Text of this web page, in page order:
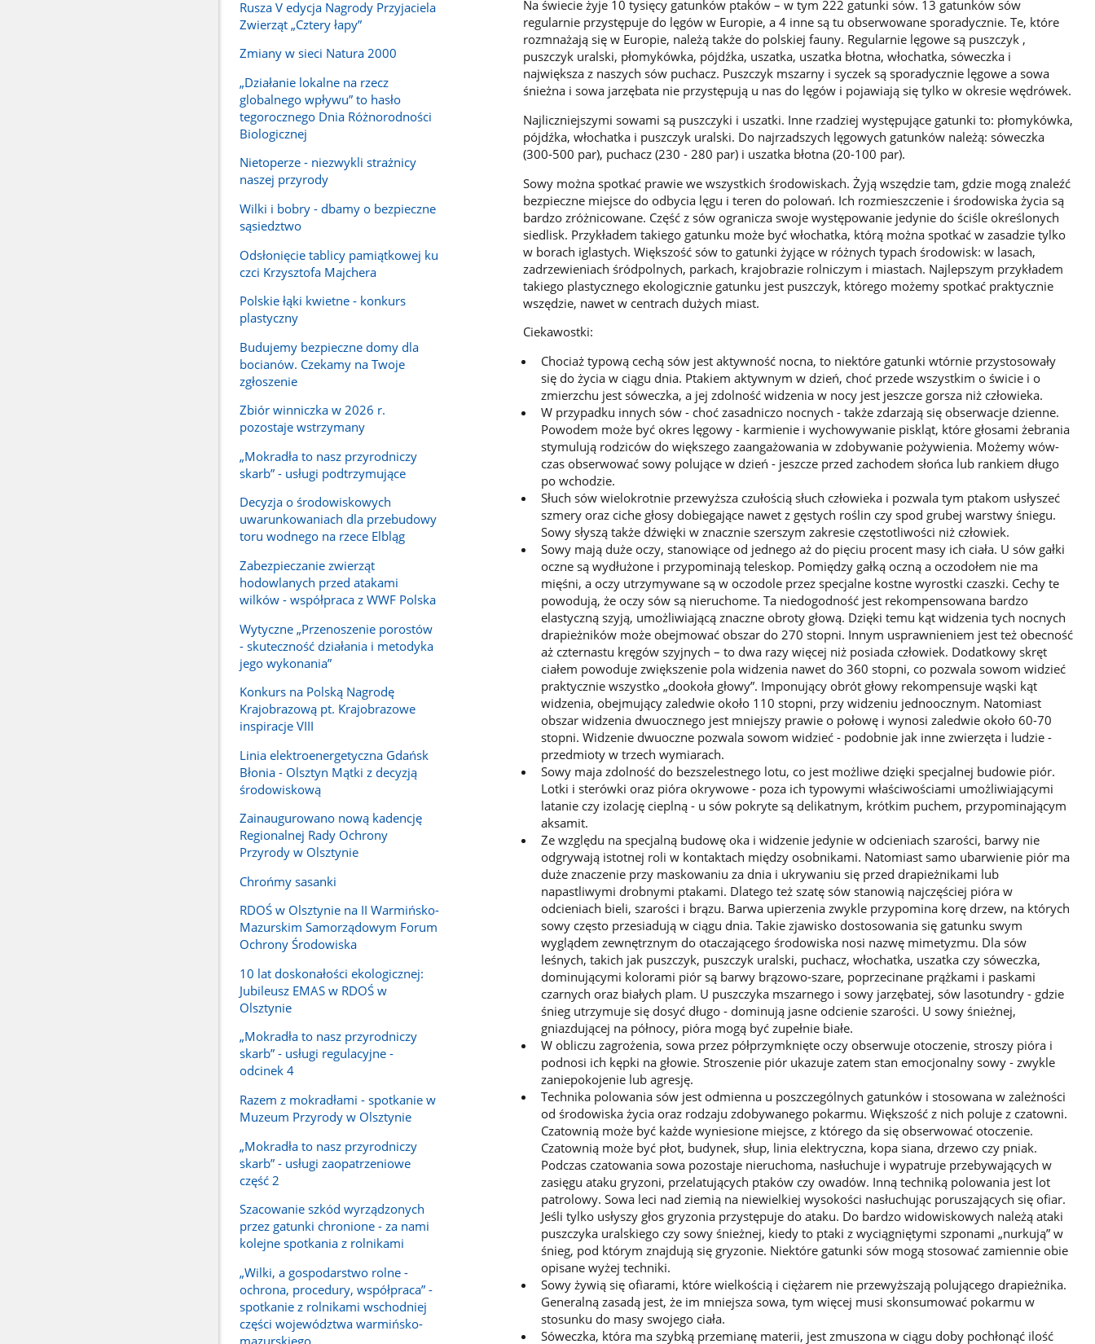
Rusza V edycja Nagrody Przyjaciela
Zwierząt „Cztery łapy”
Zmiany w sieci Natura 2000
„Działanie lokalne na rzecz
globalnego wpływu” to hasło
tegorocznego Dnia Różnorodności
Biologicznej
Nietoperze - niezwykli strażnicy
naszej przyrody
Wilki i bobry - dbamy o bezpieczne
sąsiedztwo
Odsłonięcie tablicy pamiątkowej ku
czci Krzysztofa Majchera
Polskie łąki kwietne - konkurs
plastyczny
Budujemy bezpieczne domy dla
bocianów. Czekamy na Twoje
zgłoszenie
Zbiór winniczka w 2026 r.
pozostaje wstrzymany
„Mokradła to nasz przyrodniczy
skarb” - usługi podtrzymujące
Decyzja o środowiskowych
uwarunkowaniach dla przebudowy
toru wodnego na rzece Elbląg
Zabezpieczanie zwierząt
hodowlanych przed atakami
wilków - współpraca z WWF Polska
Wytyczne „Przenoszenie porostów
- skuteczność działania i metodyka
jego wykonania”
Konkurs na Polską Nagrodę
Krajobrazową pt. Krajobrazowe
inspiracje VIII
Linia elektroenergetyczna Gdańsk
Błonia - Olsztyn Mątki z decyzją
środowiskową
Zainaugurowano nową kadencję
Regionalnej Rady Ochrony
Przyrody w Olsztynie
Chrońmy sasanki
RDOŚ w Olsztynie na II Warmińsko-
Mazurskim Samorządowym Forum
Ochrony Środowiska
10 lat doskonałości ekologicznej:
Jubileusz EMAS w RDOŚ w
Olsztynie
„Mokradła to nasz przyrodniczy
skarb” - usługi regulacyjne -
odcinek 4
Razem z mokradłami - spotkanie w
Muzeum Przyrody w Olsztynie
„Mokradła to nasz przyrodniczy
skarb” - usługi zaopatrzeniowe
część 2
Szacowanie szkód wyrządzonych
przez gatunki chronione - za nami
kolejne spotkania z rolnikami
„Wilki, a gospodarstwo rolne -
ochrona, procedury, współpraca” -
spotkanie z rolnikami wschodniej
części województwa warmińsko-
mazurskiego
Na świecie żyje 10 tysięcy gatunków ptaków – w tym 222 gatunki sów. 13 gatunków sów
regularnie przystępuje do lęgów w Europie, a 4 inne są tu obserwowane sporadycznie. Te, które
rozmnażają się w Europie, należą także do polskiej fauny. Regularnie lęgowe są puszczyk ,
puszczyk uralski, płomykówka, pójdźka, uszatka, uszatka błotna, włochatka, sóweczka i
największa z naszych sów puchacz. Puszczyk mszarny i syczek są sporadycznie lęgowe a sowa
śnieżna i sowa jarzębata nie przystępują u nas do lęgów i pojawiają się tylko w okresie wędrówek.
Najliczniejszymi sowami są puszczyki i uszatki. Inne rzadziej występujące gatunki to: płomykówka,
pójdźka, włochatka i puszczyk uralski. Do najrzadszych lęgowych gatunków należą: sóweczka
(300-500 par), puchacz (230 - ­280 par) i uszatka błotna (20-100 par).
Sowy można spotkać prawie we wszystkich środowiskach. Żyją wszędzie tam, gdzie mogą znaleźć
bezpieczne miejsce do odbycia lęgu i teren do polowań. Ich rozmieszczenie i środowiska życia są
bardzo zróżnicowane. Część z sów ogranicza swoje występowanie jedynie do ściśle określonych
siedlisk. Przykładem takiego gatunku może być włochatka, którą można spotkać w zasadzie tylko
w borach iglastych. Większość sów to gatunki żyjące w różnych typach środowisk: w lasach,
zadrzewieniach śródpolnych, parkach, krajobrazie rolniczym i miastach. Najlepszym przykładem
takiego plastycznego ekologicznie gatunku jest puszczyk, którego możemy spotkać praktycznie
wszędzie, nawet w centrach dużych miast.
Ciekawostki:
Chociaż typową cechą sów jest aktywność nocna, to niektóre gatunki wtórnie przystosowały
się do życia w ciągu dnia. Ptakiem aktywnym w dzień, choć przede wszystkim o świcie i o
zmie­rzchu jest sóweczka, a jej zdolność widzenia w nocy jest jeszcze gorsza niż człowieka.
W przypadku innych sów - choć zasad­niczo nocnych - także zdarzają się obserwacje dzienne.
Powodem może być okres lęgowy - karmienie i wy­chowywanie piskląt, które głosami żebrania
stymulują rodziców do większego zaangażowania w zdobywanie pożywienia. Możemy wów­
czas obserwować sowy polujące w dzień - jeszcze przed zachodem słońca lub rankiem długo
po wchodzie.
Słuch sów wielokrotnie przewyższa czułością słuch człowieka i pozwala tym ptakom usłyszeć
szmery oraz ciche głosy dobiegające nawet z gęstych roślin czy spod grubej warstwy śniegu.
Sowy słyszą także dźwięki w znacznie szerszym zakresie częstotliwości niż człowiek.
Sowy mają duże oczy, stanowiące od jednego aż do pięciu procent masy ich ciała. U sów gałki
oczne są wydłużone i przypominają teleskop. Pomiędzy gałką oczną a oczodołem nie ma
mięśni, a oczy utrzymywane są w oczodole przez specjalne kostne wyrostki czaszki. Cechy te
powodują, że oczy sów są nieruchome. Ta niedogodność jest rekompensowana bardzo
elastyczną szyją, umożliwiającą znaczne obroty głową. Dzięki temu kąt widzenia tych nocnych
drapieżników może obejmować obszar do 270 stopni. Innym usprawnieniem jest też obecność
aż czternastu kręgów szyjnych – to dwa razy więcej niż posiada człowiek. Dodatkowy skręt
ciałem powoduje zwiększenie pola widzenia nawet do 360 stopni, co pozwala sowom widzieć
praktycznie wszystko „dookoła głowy”. Imponujący obrót głowy rekompensuje wąski kąt
widzenia, obejmujący zaledwie około 110 stopni, przy widzeniu jednoocznym. Natomiast
obszar widzenia dwuocznego jest mniejszy prawie o połowę i wynosi zaledwie około 60-70
stopni. Widzenie dwuoczne pozwala sowom widzieć - podobnie jak inne zwierzęta i ludzie -
przedmioty w trzech wymiarach.
Sowy maja zdolność do bezszelestnego lotu, co jest możliwe dzięki specjalnej budowie piór.
Lotki i sterówki oraz pióra okrywowe - poza ich typowymi właściwościami umożliwiającymi
latanie czy izolację cieplną - u sów pokryte są delikatnym, krótkim puchem, przypominającym
aksamit.
Ze względu na specjalną budowę oka i widzenie jedynie w odcieniach szarości, barwy nie
odgrywają istotnej roli w kontaktach między osobnikami. Natomiast samo ubarwienie piór ma
duże znaczenie przy maskowaniu za dnia i ukrywaniu się przed drapieżnikami lub
napastliwymi drobnymi ptakami. Dlatego też szatę sów stanowią najczęściej pióra w
odcieniach bieli, szarości i brązu. Barwa upierzenia zwykle przypomina korę drzew, na których
sowy często przesiadują w ciągu dnia. Takie zjawisko dostosowania się gatunku swym
wyglądem zewnętrznym do otaczającego środowiska nosi nazwę mimetyzmu. Dla sów
leśnych, takich jak puszczyk, puszczyk uralski, puchacz, włochatka, uszatka czy sóweczka,
dominującymi kolorami piór są barwy brązowo-szare, poprzecinane prążkami i paskami
czarnych oraz białych plam. U puszczyka mszarnego i sowy jarzębatej, sów lasotundry - gdzie
śnieg utrzymuje się dosyć długo - dominują jasne odcienie szarości. U sowy śnieżnej,
gniazdującej na północy, pióra mogą być zupełnie białe.
W obliczu zagrożenia, sowa przez półprzymknięte oczy obserwuje otoczenie, stroszy pióra i
podnosi ich kępki na głowie. Stroszenie piór ukazuje zatem stan emocjonalny sowy - zwykle
zaniepokojenie lub agresję.
Technika polowania sów jest odmienna u poszczególnych gatunków i stosowana w zależności
od środowiska życia oraz rodzaju zdobywanego pokarmu. Większość z nich poluje z czatowni.
Czatownią może być każde wyniesione miejsce, z którego da się obserwować otoczenie.
Czatownią może być płot, budynek, słup, linia elektryczna, kopa siana, drzewo czy pniak.
Podczas czatowania sowa pozostaje nieruchoma, nasłuchuje i wypatruje przebywających w
zasięgu ataku gryzoni, przelatujących ptaków czy owadów. Inną techniką polowania jest lot
patrolowy. Sowa leci nad ziemią na niewielkiej wysokości nasłuchując poruszających się ofiar.
Jeśli tylko usłyszy głos gryzonia przystępuje do ataku. Do bardzo widow­iskowych należą ataki
puszczyka uralskiego czy sowy śnieżnej, kiedy to ptaki z wyciągniętymi szponami „nurkują” w
śnieg, pod którym znajdują się gryzonie. Nie­które gatunki sów mogą stosować zamien­nie obie
opisane wyżej techniki.
Sowy żywią się ofiarami, które wielkością i ciężarem nie przewyższają polującego drapieżnika.
Generalną zasadą jest, że im mniejsza sowa, tym więcej musi skonsumować pokarmu w
stosunku do masy swojego ciała.
Sóweczka, która ma szybką przemianę materii, jest zmuszona w ciągu doby pochłonąć ilość